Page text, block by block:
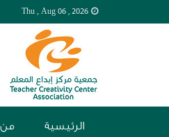
Thu , Aug 06 , 2026
الرئيسية